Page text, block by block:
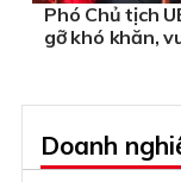
Phó Chủ tịch
gỡ khó khăn,
Doanh